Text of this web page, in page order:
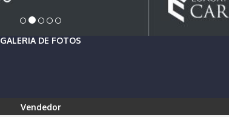
GALERIA DE FOTOS
Vendedor